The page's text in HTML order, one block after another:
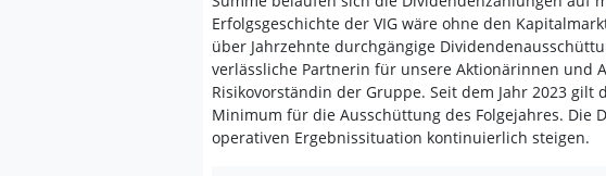
Erfolgsgeschichte der VIG wäre ohne den
über Jahrzehnte durchgängige
verlässliche Partnerin für unsere Aktionärinnen und
Risikovorständin der Gruppe. Seit dem Jahr 2023
Minimum für die Ausschüttung des Folgejahres. Die
operativen Ergebnissituation kontinuierlich steigen.